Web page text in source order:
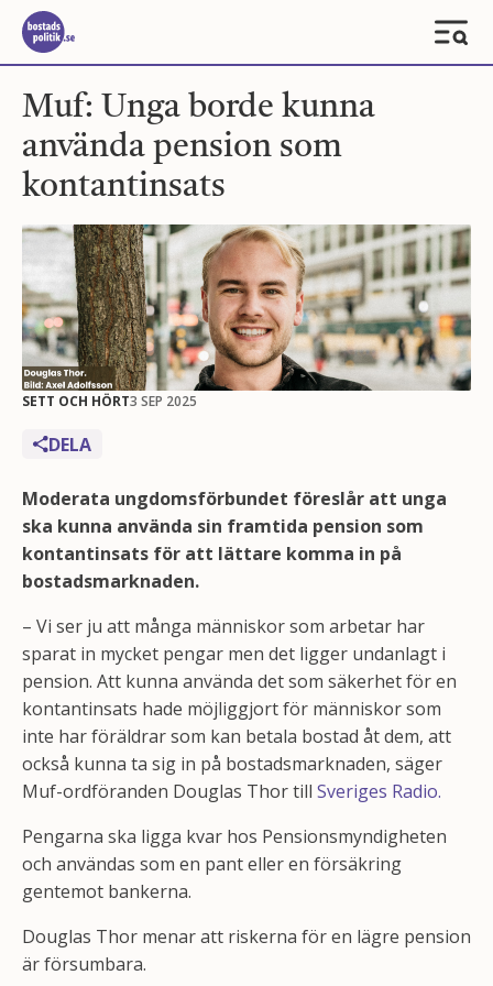
Muf: Unga borde kunna
använda pension som
kontantinsats
SETT OCH HÖRT3 SEP 2025
DELA
Moderata ungdomsförbundet föreslår att unga
ska kunna använda sin framtida pension som
kontantinsats för att lättare komma in på
bostadsmarknaden.
– Vi ser ju att många människor som arbetar har
sparat in mycket pengar men det ligger undanlagt i
pension. Att kunna använda det som säkerhet för en
kontantinsats hade möjliggjort för människor som
inte har föräldrar som kan betala bostad åt dem, att
också kunna ta sig in på bostadsmarknaden, säger
Muf-ordföranden Douglas Thor till Sveriges Radio.
Pengarna ska ligga kvar hos Pensionsmyndigheten
och användas som en pant eller en försäkring
gentemot bankerna.
Douglas Thor menar att riskerna för en lägre pension
är försumbara.